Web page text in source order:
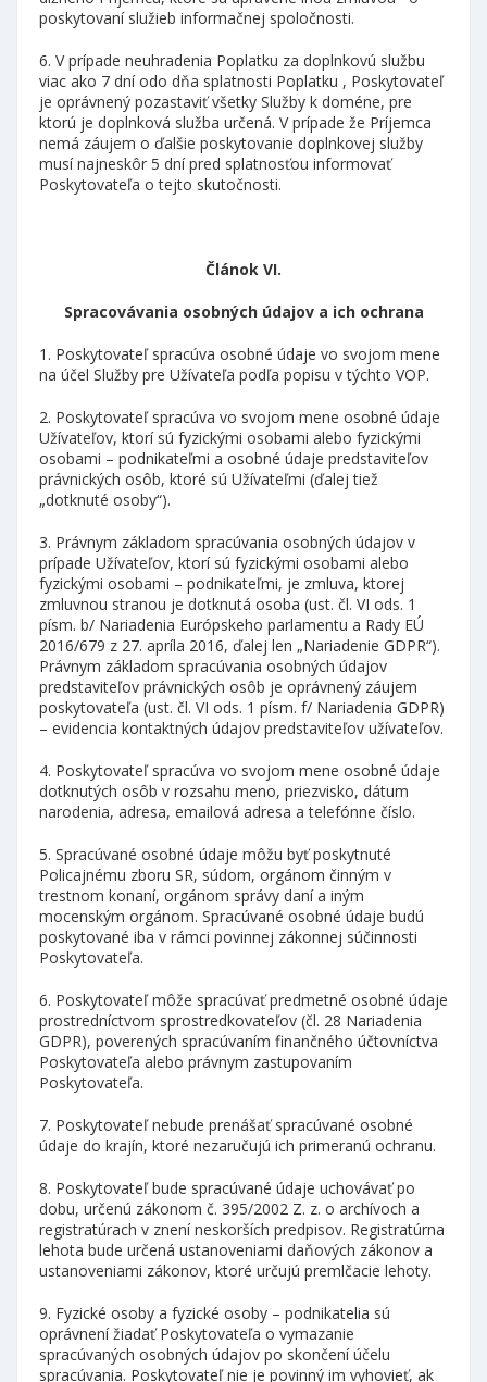
poskytovaní služieb informačnej spoločnosti.
6. V prípade neuhradenia Poplatku za doplnkovú službu
viac ako 7 dní odo dňa splatnosti Poplatku , Poskytovateľ
je oprávnený pozastaviť všetky Služby k doméne, pre
ktorú je doplnková služba určená. V prípade že Príjemca
nemá záujem o ďalšie poskytovanie doplnkovej služby
musí najneskôr 5 dní pred splatnosťou informovať
Poskytovateľa o tejto skutočnosti.
Článok VI.
Spracovávania osobných údajov a ich ochrana
1. Poskytovateľ spracúva osobné údaje vo svojom mene
na účel Služby pre Užívateľa podľa popisu v týchto VOP.
2. Poskytovateľ spracúva vo svojom mene osobné údaje
Užívateľov, ktorí sú fyzickými osobami alebo fyzickými
osobami – podnikateľmi a osobné údaje predstaviteľov
právnických osôb, ktoré sú Užívateľmi (ďalej tiež
„dotknuté osoby“).
3. Právnym základom spracúvania osobných údajov v
prípade Užívateľov, ktorí sú fyzickými osobami alebo
fyzickými osobami – podnikateľmi, je zmluva, ktorej
zmluvnou stranou je dotknutá osoba (ust. čl. VI ods. 1
písm. b/ Nariadenia Európskeho parlamentu a Rady EÚ
2016/679 z 27. apríla 2016, ďalej len „Nariadenie GDPR“).
Právnym základom spracúvania osobných údajov
predstaviteľov právnických osôb je oprávnený záujem
poskytovateľa (ust. čl. VI ods. 1 písm. f/ Nariadenia GDPR)
– evidencia kontaktných údajov predstaviteľov užívateľov.
4. Poskytovateľ spracúva vo svojom mene osobné údaje
dotknutých osôb v rozsahu meno, priezvisko, dátum
narodenia, adresa, emailová adresa a telefónne číslo.
5. Spracúvané osobné údaje môžu byť poskytnuté
Policajnému zboru SR, súdom, orgánom činným v
trestnom konaní, orgánom správy daní a iným
mocenským orgánom. Spracúvané osobné údaje budú
poskytované iba v rámci povinnej zákonnej súčinnosti
Poskytovateľa.
6. Poskytovateľ môže spracúvať predmetné osobné údaje
prostredníctvom sprostredkovateľov (čl. 28 Nariadenia
GDPR), poverených spracúvaním finančného účtovníctva
Poskytovateľa alebo právnym zastupovaním
Poskytovateľa.
7. Poskytovateľ nebude prenášať spracúvané osobné
údaje do krajín, ktoré nezaručujú ich primeranú ochranu.
8. Poskytovateľ bude spracúvané údaje uchovávať po
dobu, určenú zákonom č. 395/2002 Z. z. o archívoch a
registratúrach v znení neskorších predpisov. Registratúrna
lehota bude určená ustanoveniami daňových zákonov a
ustanoveniami zákonov, ktoré určujú premlčacie lehoty.
9. Fyzické osoby a fyzické osoby – podnikatelia sú
oprávnení žiadať Poskytovateľa o vymazanie
spracúvaných osobných údajov po skončení účelu
spracúvania. Poskytovateľ nie je povinný im vyhovieť, ak